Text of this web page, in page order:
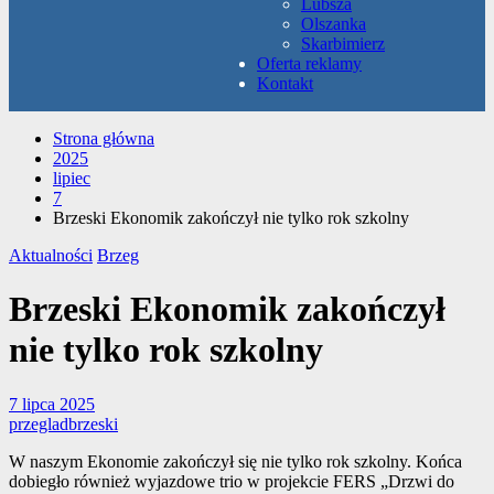
Lubsza
Olszanka
Skarbimierz
Oferta reklamy
Kontakt
Strona główna
2025
lipiec
7
Brzeski Ekonomik zakończył nie tylko rok szkolny
Aktualności Brzeg
Brzeski Ekonomik zakończył
nie tylko rok szkolny
7 lipca 2025
przegladbrzeski
W naszym Ekonomie zakończył się nie tylko rok szkolny. Końca
dobiegło również wyjazdowe trio w projekcie FERS „Drzwi do